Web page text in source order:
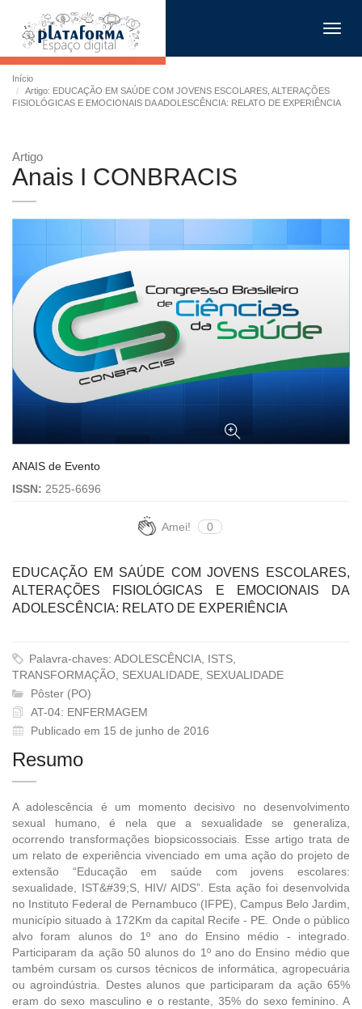
Início
Artigo: EDUCAÇÃO EM SAÚDE COM JOVENS ESCOLARES, ALTERAÇÕES
FISIOLÓGICAS E EMOCIONAIS DA ADOLESCÊNCIA: RELATO DE EXPERIÊNCIA
Artigo
Anais I CONBRACIS
ANAIS de Evento
ISSN: 2525-6696
Amei! 0
EDUCAÇÃO EM SAÚDE COM JOVENS ESCOLARES,
ALTERAÇÕES FISIOLÓGICAS E EMOCIONAIS DA
ADOLESCÊNCIA: RELATO DE EXPERIÊNCIA
Palavra-chaves: ADOLESCÊNCIA, ISTS,
TRANSFORMAÇÃO, SEXUALIDADE, SEXUALIDADE
Pôster (PO)
AT-04: ENFERMAGEM
Publicado em 15 de junho de 2016
Resumo
A adolescência é um momento decisivo no desenvolvimento
sexual humano, é nela que a sexualidade se generaliza,
ocorrendo transformações biopsicossociais. Esse artigo trata de
um relato de experiência vivenciado em uma ação do projeto de
extensão “Educação em saúde com jovens escolares:
sexualidade, IST&#39;S, HIV/ AIDS”. Esta ação foi desenvolvida
no Instituto Federal de Pernambuco (IFPE), Campus Belo Jardim,
município situado à 172Km da capital Recife - PE. Onde o público
alvo foram alunos do 1º ano do Ensino médio - integrado.
Participaram da ação 50 alunos do 1º ano do Ensino médio que
também cursam os cursos técnicos de informática, agropecuária
ou agroindústria. Destes alunos que participaram da ação 65%
eram do sexo masculino e o restante, 35% do sexo feminino. A